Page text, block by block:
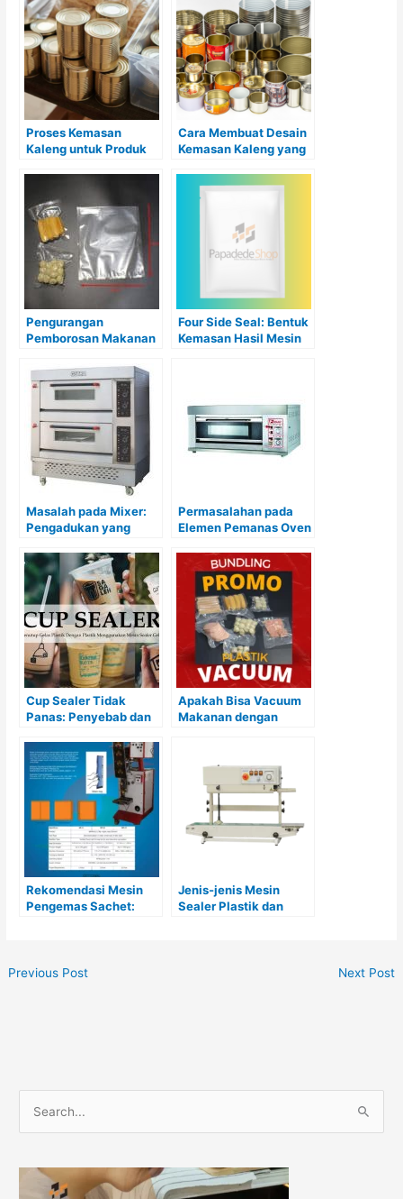
Proses Kemasan
Kaleng untuk Produk
Cara Membuat Desain
Kemasan Kaleng yang
Menggugah Selera
Konsumen
Pengurangan
Pemborosan Makanan
Kemasan Vacuum
Four Side Seal: Bentuk
Kemasan Hasil Mesin
Masalah pada Mixer:
Pengadukan yang
Permasalahan pada
Elemen Pemanas Oven
Cup Sealer Tidak
Panas: Penyebab dan
Apakah Bisa Vacuum
Makanan dengan
Rekomendasi Mesin
Pengemas Sachet:
Jenis-jenis Mesin
Sealer Plastik dan
Previous Post Next Post